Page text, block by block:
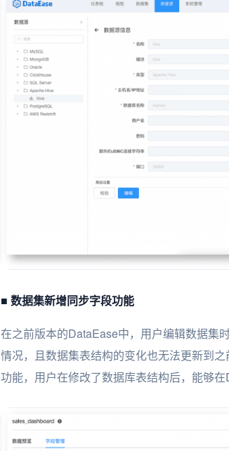
■ 数据集新增同步字段功能
在之前版本的DataEase中，用户编辑数据集
情况，且数据集表结构的变化也无法更新到
功能，用户在修改了数据库表结构后，能够